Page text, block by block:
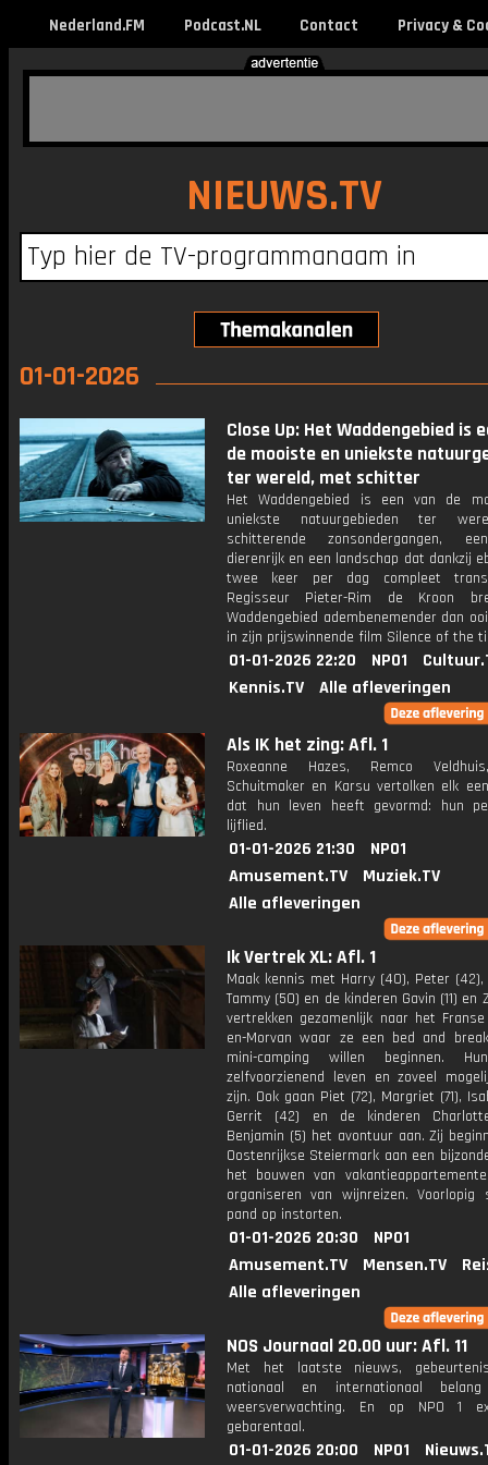
Nederland.FM Podcast.NL Contact Privacy &
NIEUWS.TV
01-01-2026
Close Up: Het Waddengebied is
de mooiste en uniekste
ter wereld, met schitter
Het Waddengebied is een van de
uniekste natuurgebieden ter
schitterende zonsondergangen,
dierenrijk en een landschap dat dankzij
twee keer per dag compleet
Regisseur Pieter-Rim de Kroon
Waddengebied adembenemender dan
in zijn prijswinnende film Silence of the
01-01-2026 22:20 NPO1
Kennis.TV
Alle afleveringen
Als IK het zing: Afl. 1
Roxeanne Hazes, Remco
Schuitmaker en Karsu vertolken elk
dat hun leven heeft gevormd: hun
lijflied.
01-01-2026 21:30
NPO1
Amusement.TV
Muziek.TV
Alle afleveringen
Ik Vertrek XL: Afl. 1
Maak kennis met Harry (40), Peter (42),
Tammy (50) en de kinderen Gavin (11) en
vertrekken gezamenlijk naar het
en-Morvan waar ze een bed and
mini-camping willen beginnen.
zelfvoorzienend leven en zoveel
zijn. Ook gaan Piet (72), Margriet (71),
Gerrit (42) en de kinderen
Benjamin (5) het avontuur aan. Zij
Oostenrijkse Steiermark aan een
het bouwen van
organiseren van wijnreizen.
pand op instorten.
01-01-2026 20:30
NPO1
Amusement.TV
Mensen.TV
Alle afleveringen
NOS Journaal 20.00 uur: Afl. 11
Met het laatste nieuws,
nationaal en internationaal
weersverwachting. En op NPO 1
gebarentaal.
01-01-2026 20:00 NPO1